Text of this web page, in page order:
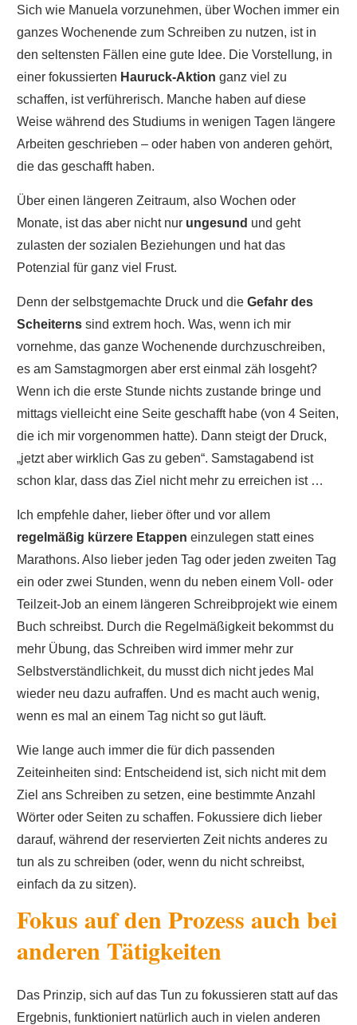
Sich wie Manuela vorzunehmen, über Wochen immer ein
ganzes Wochenende zum Schreiben zu nutzen, ist in
den seltensten Fällen eine gute Idee. Die Vorstellung, in
einer fokussierten Hauruck-Aktion ganz viel zu
schaffen, ist verführerisch. Manche haben auf diese
Weise während des Studiums in wenigen Tagen längere
Arbeiten geschrieben – oder haben von anderen gehört,
die das geschafft haben.
Über einen längeren Zeitraum, also Wochen oder
Monate, ist das aber nicht nur ungesund und geht
zulasten der sozialen Beziehungen und hat das
Potenzial für ganz viel Frust.
Denn der selbstgemachte Druck und die Gefahr des
Scheiterns sind extrem hoch. Was, wenn ich mir
vornehme, das ganze Wochenende durchzuschreiben,
es am Samstagmorgen aber erst einmal zäh losgeht?
Wenn ich die erste Stunde nichts zustande bringe und
mittags vielleicht eine Seite geschafft habe (von 4 Seiten,
die ich mir vorgenommen hatte). Dann steigt der Druck,
„jetzt aber wirklich Gas zu geben“. Samstagabend ist
schon klar, dass das Ziel nicht mehr zu erreichen ist …
Ich empfehle daher, lieber öfter und vor allem
regelmäßig kürzere Etappen einzulegen statt eines
Marathons. Also lieber jeden Tag oder jeden zweiten Tag
ein oder zwei Stunden, wenn du neben einem Voll- oder
Teilzeit-Job an einem längeren Schreibprojekt wie einem
Buch schreibst. Durch die Regelmäßigkeit bekommst du
mehr Übung, das Schreiben wird immer mehr zur
Selbstverständlichkeit, du musst dich nicht jedes Mal
wieder neu dazu aufraffen. Und es macht auch wenig,
wenn es mal an einem Tag nicht so gut läuft.
Wie lange auch immer die für dich passenden
Zeiteinheiten sind: Entscheidend ist, sich nicht mit dem
Ziel ans Schreiben zu setzen, eine bestimmte Anzahl
Wörter oder Seiten zu schaffen. Fokussiere dich lieber
darauf, während der reservierten Zeit nichts anderes zu
tun als zu schreiben (oder, wenn du nicht schreibst,
einfach da zu sitzen).
Fokus auf den Prozess auch bei
anderen Tätigkeiten
Das Prinzip, sich auf das Tun zu fokussieren statt auf das
Ergebnis, funktioniert natürlich auch in vielen anderen